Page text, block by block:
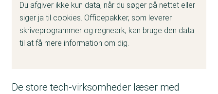
Du afgiver ikke kun data, når du søger på nettet eller
siger ja til cookies. Officepakker, som leverer
skriveprogrammer og regneark, kan bruge den data
til at få mere information om dig.
De store tech-virksomheder læser med